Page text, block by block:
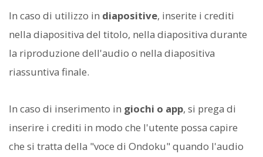
In caso di utilizzo in diapositive, inserite i crediti
nella diapositiva del titolo, nella diapositiva durante
la riproduzione dell'audio o nella diapositiva
riassuntiva finale.
In caso di inserimento in giochi o app, si prega di
inserire i crediti in modo che l'utente possa capire
che si tratta della "voce di Ondoku" quando l'audio